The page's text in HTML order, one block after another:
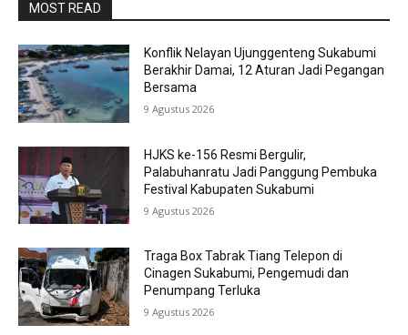
MOST READ
Konflik Nelayan Ujunggenteng Sukabumi
Berakhir Damai, 12 Aturan Jadi Pegangan
Bersama
9 Agustus 2026
HJKS ke-156 Resmi Bergulir,
Palabuhanratu Jadi Panggung Pembuka
Festival Kabupaten Sukabumi
9 Agustus 2026
Traga Box Tabrak Tiang Telepon di
Cinagen Sukabumi, Pengemudi dan
Penumpang Terluka
9 Agustus 2026